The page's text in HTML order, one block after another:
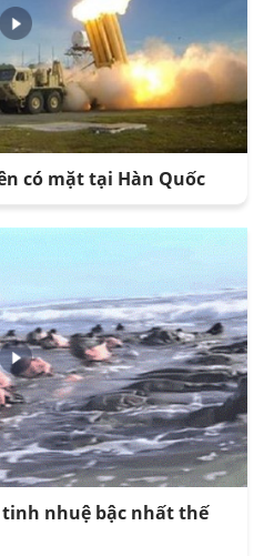
có mặt tại Hàn Quốc
tinh nhuệ bậc nhất thế